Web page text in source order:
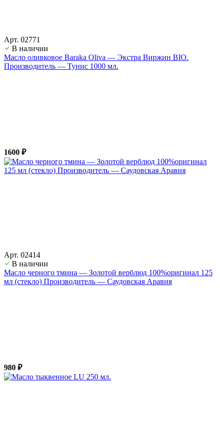
Арт. 02771
В наличии
Масло оливковое Baraka Oliva — Экстра Виржин BIO.
Производитель — Тунис 1000 мл.
1600 ₽
Арт. 02414
В наличии
Масло черного тмина — Золотой верблюд 100%оригинал 125
мл (стекло) Производитель — Саудовская Аравия
980 ₽